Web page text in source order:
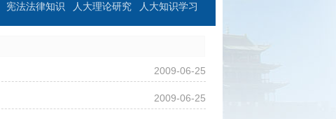
宪法法律知识
人大理论研究 人大知识学习
2009-06-25
2009-06-25